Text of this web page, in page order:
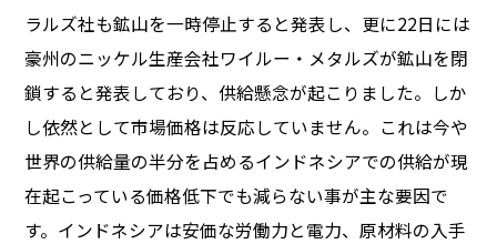
ラルズ社も鉱山を一時停止すると発表し、更に22日には
豪州のニッケル生産会社ワイルー・メタルズが鉱山を閉
鎖すると発表しており、供給懸念が起こりました。しか
し依然として市場価格は反応していません。これは今や
世界の供給量の半分を占めるインドネシアでの供給が現
在起こっている価格低下でも減らない事が主な要因で
す。インドネシアは安価な労働力と電力、原材料の入手